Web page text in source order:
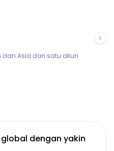
dan Asia dari satu akun
dengan yakin